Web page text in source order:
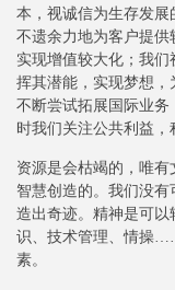
本，视诚信为生存发展
不遗余力地为客户提
实现增值较大化；我
挥其潜能，实现梦想，
不断尝试拓展国际业务
时我们关注公共利益，
资源是会枯竭的，唯
智慧创造的。我们没
造出奇迹。精神是可
识、技术管理、情操
素。